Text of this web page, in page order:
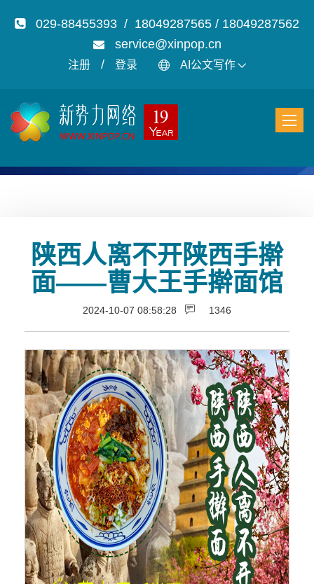
029-88455393 / 18049287565 / 18049287562
service@xinpop.cn
注册 / 登录 AI公文写作
陕西人离不开陕西手擀
面——曹大王手擀面馆
2024-10-07 08:58:28 1346